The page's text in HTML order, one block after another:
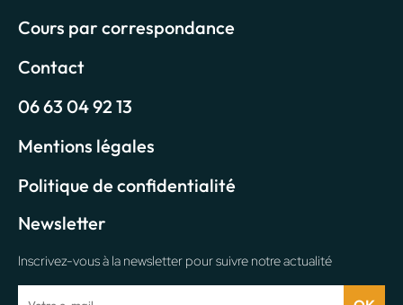
Cours par correspondance
Contact
06 63 04 92 13
Mentions légales
Politique de confidentialité
Newsletter
Inscrivez-vous à la newsletter pour suivre notre actualité